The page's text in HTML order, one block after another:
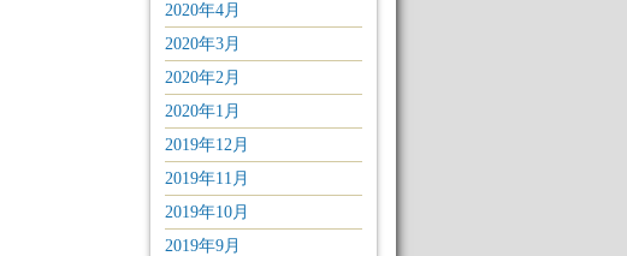
2020年4月
2020年3月
2020年2月
2020年1月
2019年12月
2019年11月
2019年10月
2019年9月